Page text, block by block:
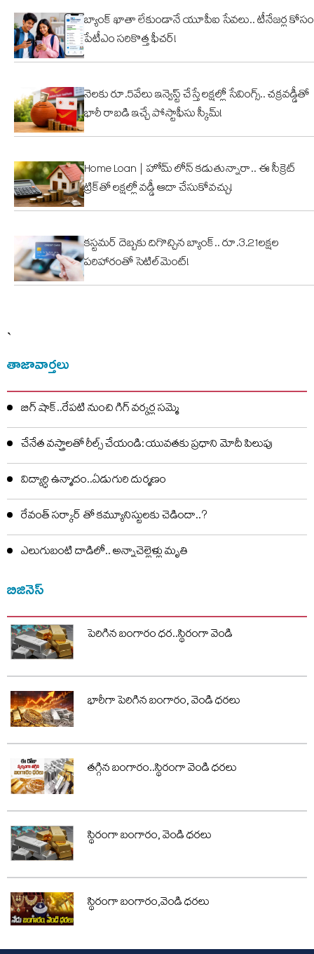
భవనం
కూల్చివేత
వైరల్!
బ్యాంక్ ఖాతా లేకుండానే యూపీఐ సేవలు.. టీనేజర్ల కోసం
పేటీఎం సరికొత్త ఫీచర్!
నెలకు రూ.5వేలు ఇన్వెస్ట్ చేస్తే లక్షల్లో సేవింగ్స్.. చక్రవడ్డీతో
భారీ రాబడి ఇచ్చే పోస్టాఫీసు స్కీమ్!
Home Loan | హోమ్ లోన్ కడుతున్నారా.. ఈ సీక్రెట్
ట్రిక్‌తో లక్షల్లో వడ్డీ ఆదా చేసుకోవచ్చు!
కస్టమర్ దెబ్బకు దిగొచ్చిన బ్యాంక్.. రూ.3.21లక్షల
పరిహారంతో సెటిల్‌మెంట్!
`
తాజావార్తలు
బిగ్ షాక్..రేపటి నుంచి గిగ్ వర్కర్ల సమ్మె
చేనేత వస్త్రాలతో రీల్స్ చేయండి: యువతకు ప్రధాని మోదీ పిలుపు
విద్యార్ధి ఉన్మాదం..ఏడుగురి దుర్మణం
రేవంత్ సర్కార్ తో కమ్యూనిస్టులకు చెడిందా..?
ఎలుగుబంటి దాడిలో.. అన్నాచెల్లెళ్లు మృతి
బిజినెస్
పెరిగిన బంగారం ధర..స్థిరంగా వెండి
భారీగా పెరిగిన బంగారం, వెండి ధరలు
తగ్గిన బంగారం..స్థిరంగా వెండి ధరలు
స్థిరంగా బంగారం, వెండి ధరలు
స్థిరంగా బంగారం,వెండి ధరలు